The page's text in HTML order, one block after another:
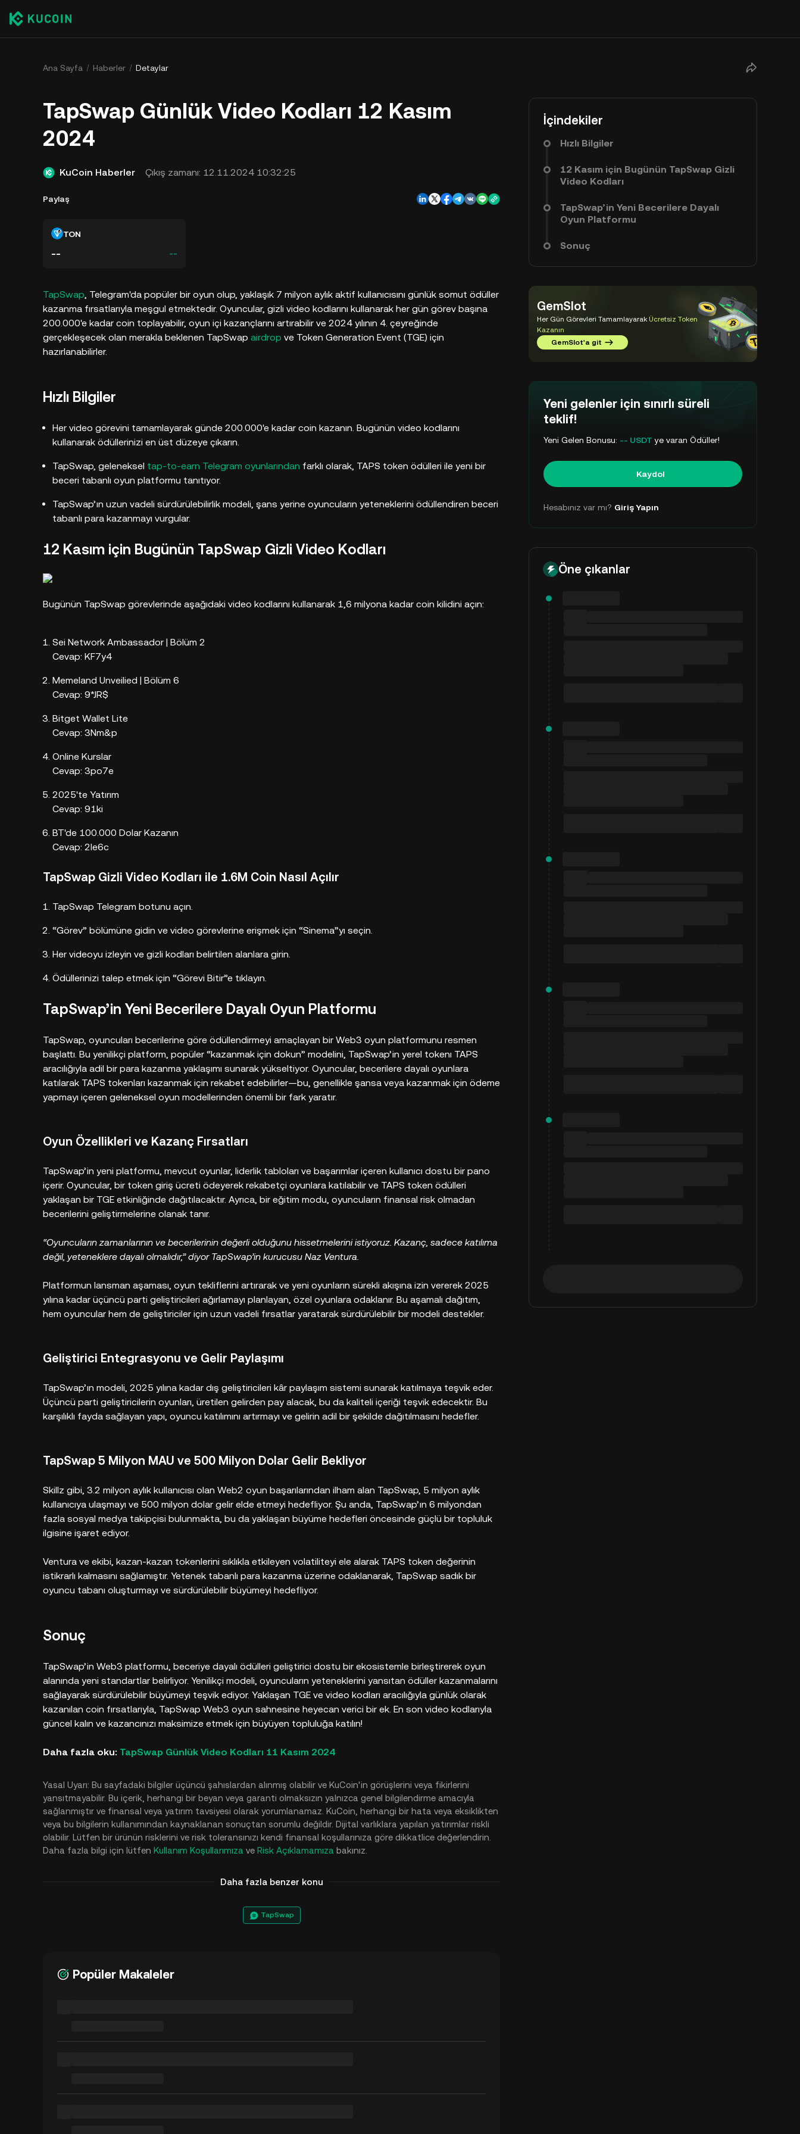
Ana Sayfa Haberler Detaylar
TapSwap Günlük Video Kodları 12 Kasım
2024
KuCoin Haberler Çıkış zamanı: 12.11.2024 10:32:25
Paylaş
TON
-- --
TapSwap, Telegram'da popüler bir oyun olup, yaklaşık 7 milyon aylık aktif kullanıcısını günlük somut ödüller
kazanma fırsatlarıyla meşgul etmektedir. Oyuncular, gizli video kodlarını kullanarak her gün görev başına
200.000'e kadar coin toplayabilir, oyun içi kazançlarını artırabilir ve 2024 yılının 4. çeyreğinde
gerçekleşecek olan merakla beklenen TapSwap airdrop ve Token Generation Event (TGE) için
hazırlanabilirler.
Hızlı Bilgiler
Her video görevini tamamlayarak günde 200.000'e kadar coin kazanın. Bugünün video kodlarını
kullanarak ödüllerinizi en üst düzeye çıkarın.
TapSwap, geleneksel tap-to-earn Telegram oyunlarından farklı olarak, TAPS token ödülleri ile yeni bir
beceri tabanlı oyun platformu tanıtıyor.
TapSwap’ın uzun vadeli sürdürülebilirlik modeli, şans yerine oyuncuların yeteneklerini ödüllendiren beceri
tabanlı para kazanmayı vurgular.
12 Kasım için Bugünün TapSwap Gizli Video Kodları
Bugünün TapSwap görevlerinde aşağıdaki video kodlarını kullanarak 1,6 milyona kadar coin kilidini açın:
Sei Network Ambassador | Bölüm 2
Cevap: KF7y4
Memeland Unveilied | Bölüm 6
Cevap: 9*JR$
Bitget Wallet Lite
Cevap: 3Nm&p
Online Kurslar
Cevap: 3po7e
2025'te Yatırım
Cevap: 91ki
BT'de 100.000 Dolar Kazanın
Cevap: 2le6c
TapSwap Gizli Video Kodları ile 1.6M Coin Nasıl Açılır
TapSwap Telegram botunu açın.
“Görev” bölümüne gidin ve video görevlerine erişmek için “Sinema”yı seçin.
Her videoyu izleyin ve gizli kodları belirtilen alanlara girin.
Ödüllerinizi talep etmek için “Görevi Bitir”e tıklayın.
TapSwap’in Yeni Becerilere Dayalı Oyun Platformu
TapSwap, oyuncuları becerilerine göre ödüllendirmeyi amaçlayan bir Web3 oyun platformunu resmen
başlattı. Bu yenilikçi platform, popüler “kazanmak için dokun” modelini, TapSwap’in yerel tokenı TAPS
aracılığıyla adil bir para kazanma yaklaşımı sunarak yükseltiyor. Oyuncular, becerilere dayalı oyunlara
katılarak TAPS tokenları kazanmak için rekabet edebilirler—bu, genellikle şansa veya kazanmak için ödeme
yapmayı içeren geleneksel oyun modellerinden önemli bir fark yaratır.
Oyun Özellikleri ve Kazanç Fırsatları
TapSwap’in yeni platformu, mevcut oyunlar, liderlik tabloları ve başarımlar içeren kullanıcı dostu bir pano
içerir. Oyuncular, bir token giriş ücreti ödeyerek rekabetçi oyunlara katılabilir ve TAPS token ödülleri
yaklaşan bir TGE etkinliğinde dağıtılacaktır. Ayrıca, bir eğitim modu, oyuncuların finansal risk olmadan
becerilerini geliştirmelerine olanak tanır.
“Oyuncuların zamanlarının ve becerilerinin değerli olduğunu hissetmelerini istiyoruz. Kazanç, sadece katılıma
değil, yeteneklere dayalı olmalıdır,” diyor TapSwap’in kurucusu Naz Ventura.
Platformun lansman aşaması, oyun tekliflerini artırarak ve yeni oyunların sürekli akışına izin vererek 2025
yılına kadar üçüncü parti geliştiricileri ağırlamayı planlayan, özel oyunlara odaklanır. Bu aşamalı dağıtım,
hem oyuncular hem de geliştiriciler için uzun vadeli fırsatlar yaratarak sürdürülebilir bir modeli destekler.
Geliştirici Entegrasyonu ve Gelir Paylaşımı
TapSwap’ın modeli, 2025 yılına kadar dış geliştiricileri kâr paylaşım sistemi sunarak katılmaya teşvik eder.
Üçüncü parti geliştiricilerin oyunları, üretilen gelirden pay alacak, bu da kaliteli içeriği teşvik edecektir. Bu
karşılıklı fayda sağlayan yapı, oyuncu katılımını artırmayı ve gelirin adil bir şekilde dağıtılmasını hedefler.
TapSwap 5 Milyon MAU ve 500 Milyon Dolar Gelir Bekliyor
Skillz gibi, 3.2 milyon aylık kullanıcısı olan Web2 oyun başarılarından ilham alan TapSwap, 5 milyon aylık
kullanıcıya ulaşmayı ve 500 milyon dolar gelir elde etmeyi hedefliyor. Şu anda, TapSwap’ın 6 milyondan
fazla sosyal medya takipçisi bulunmakta, bu da yaklaşan büyüme hedefleri öncesinde güçlü bir topluluk
ilgisine işaret ediyor.
Ventura ve ekibi, kazan-kazan tokenlerini sıklıkla etkileyen volatiliteyi ele alarak TAPS token değerinin
istikrarlı kalmasını sağlamıştır. Yetenek tabanlı para kazanma üzerine odaklanarak, TapSwap sadık bir
oyuncu tabanı oluşturmayı ve sürdürülebilir büyümeyi hedefliyor.
Sonuç
TapSwap’in Web3 platformu, beceriye dayalı ödülleri geliştirici dostu bir ekosistemle birleştirerek oyun
alanında yeni standartlar belirliyor. Yenilikçi modeli, oyuncuların yeteneklerini yansıtan ödüller kazanmalarını
sağlayarak sürdürülebilir büyümeyi teşvik ediyor. Yaklaşan TGE ve video kodları aracılığıyla günlük olarak
kazanılan coin fırsatlarıyla, TapSwap Web3 oyun sahnesine heyecan verici bir ek. En son video kodlarıyla
güncel kalın ve kazancınızı maksimize etmek için büyüyen topluluğa katılın!
Daha fazla oku: TapSwap Günlük Video Kodları 11 Kasım 2024
Yasal Uyarı: Bu sayfadaki bilgiler üçüncü şahıslardan alınmış olabilir ve KuCoin'in görüşlerini veya fikirlerini
yansıtmayabilir. Bu içerik, herhangi bir beyan veya garanti olmaksızın yalnızca genel bilgilendirme amacıyla
sağlanmıştır ve finansal veya yatırım tavsiyesi olarak yorumlanamaz. KuCoin, herhangi bir hata veya eksiklikten
veya bu bilgilerin kullanımından kaynaklanan sonuçtan sorumlu değildir. Dijital varlıklara yapılan yatırımlar riskli
olabilir. Lütfen bir ürünün risklerini ve risk toleransınızı kendi finansal koşullarınıza göre dikkatlice değerlendirin.
Daha fazla bilgi için lütfen Kullanım Koşullarımıza ve Risk Açıklamamıza bakınız.
Daha fazla benzer konu
TapSwap
Popüler Makaleler
İçindekiler
Hızlı Bilgiler
12 Kasım için Bugünün TapSwap Gizli
Video Kodları
TapSwap’in Yeni Becerilere Dayalı
Oyun Platformu
Sonuç
GemSlot
Her Gün Görevleri Tamamlayarak Ücretsiz Token
Kazanın
GemSlot'a git
Yeni gelenler için sınırlı süreli
teklif!
Yeni Gelen Bonusu: -- USDT ye varan Ödüller!
Kaydol
Hesabınız var mı? Giriş Yapın
Öne çıkanlar